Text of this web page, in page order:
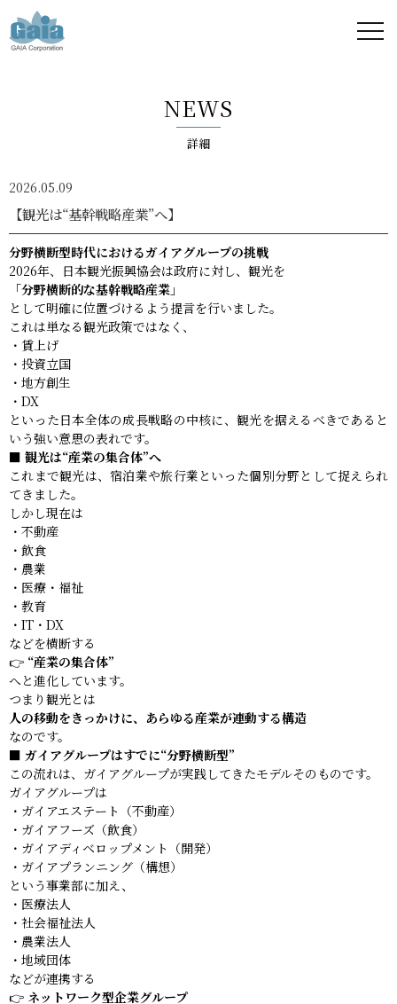
ア -
GAIA
Corporation
-
NEWS
詳細
2026.05.09
【観光は“基幹戦略産業”へ】
分野横断型時代におけるガイアグループの挑戦
2026年、日本観光振興協会は政府に対し、観光を
「分野横断的な基幹戦略産業」
として明確に位置づけるよう提言を行いました。
これは単なる観光政策ではなく、
・賃上げ
・投資立国
・地方創生
・DX
といった日本全体の成長戦略の中核に、観光を据えるべきであると
いう強い意思の表れです。
■ 観光は“産業の集合体”へ
これまで観光は、宿泊業や旅行業といった個別分野として捉えられ
てきました。
しかし現在は
・不動産
・飲食
・農業
・医療・福祉
・教育
・IT・DX
などを横断する
👉 “産業の集合体”
へと進化しています。
つまり観光とは
人の移動をきっかけに、あらゆる産業が連動する構造
なのです。
■ ガイアグループはすでに“分野横断型”
この流れは、ガイアグループが実践してきたモデルそのものです。
ガイアグループは
・ガイアエステート（不動産）
・ガイアフーズ（飲食）
・ガイアディベロップメント（開発）
・ガイアプランニング（構想）
という事業部に加え、
・医療法人
・社会福祉法人
・農業法人
・地域団体
などが連携する
👉 ネットワーク型企業グループ